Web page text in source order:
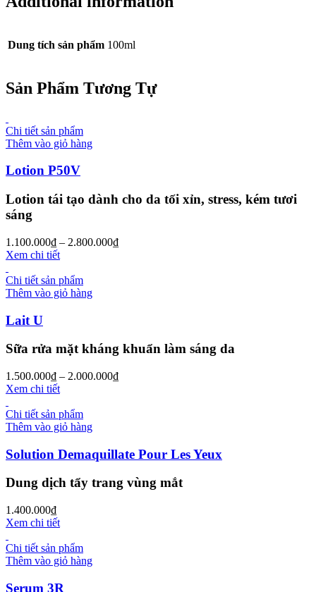
Dung tích sản phẩm 100ml
Sản Phẩm Tương Tự
Chi tiết sản phẩm
Thêm vào giỏ hàng
Lotion P50V
Lotion tái tạo dành cho da tối xỉn, stress, kém tươi
sáng
1.100.000₫ – 2.800.000₫
Xem chi tiết
Chi tiết sản phẩm
Thêm vào giỏ hàng
Lait U
Sữa rửa mặt kháng khuẩn làm sáng da
1.500.000₫ – 2.000.000₫
Xem chi tiết
Chi tiết sản phẩm
Thêm vào giỏ hàng
Solution Demaquillate Pour Les Yeux
Dung dịch tẩy trang vùng mắt
1.400.000₫
Xem chi tiết
Chi tiết sản phẩm
Thêm vào giỏ hàng
Serum 3R